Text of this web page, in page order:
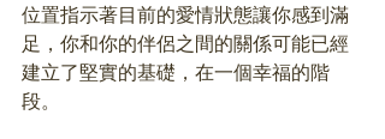
位置指示著目前的愛情狀態讓你感到滿
足，你和你的伴侶之間的關係可能已經
建立了堅實的基礎，在一個幸福的階
段。